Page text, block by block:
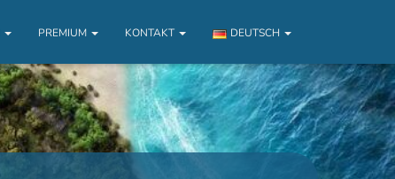
PREMIUM KONTAKT DEUTSCH